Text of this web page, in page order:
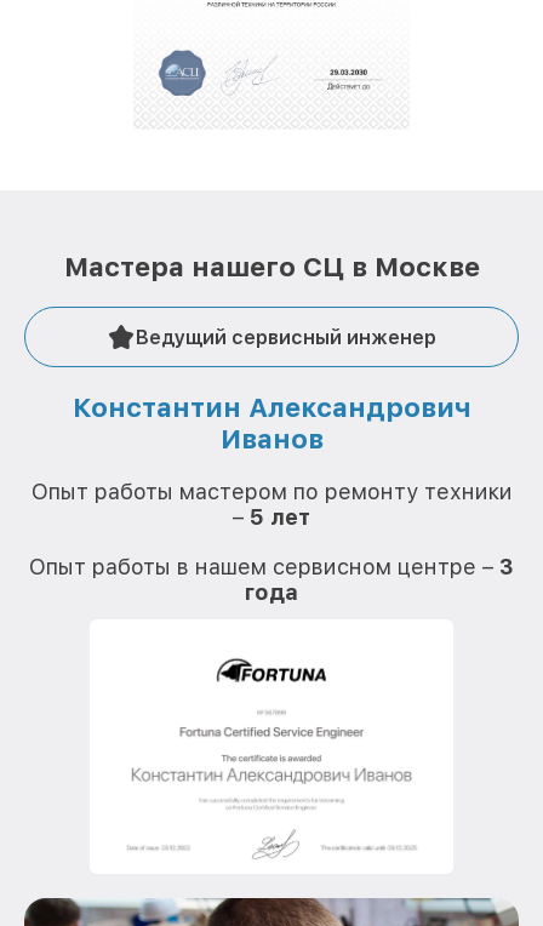
полной сохранности и бесплатно.
положительные отзывы и обрели отличную
репутацию. Мы постоянно совершенствуемся и
Мастера нашего СЦ в Москве
Ведущий сервисный инженер
Константин Александрович
Иванов
Опыт работы мастером по ремонту техники
– 5 лет
Опыт работы в нашем сервисном центре – 3
года